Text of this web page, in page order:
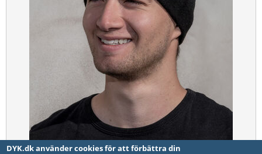
DYK.dk använder cookies för att förbättra din